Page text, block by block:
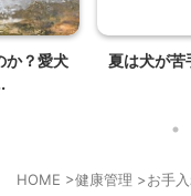
か？愛犬
夏は犬が苦
HOME >健康管理 >お手